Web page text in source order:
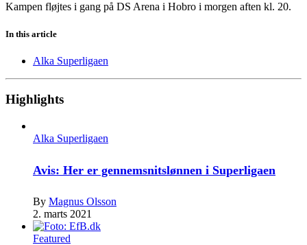
Kampen fløjtes i gang på DS Arena i Hobro i morgen aften kl. 20.
In this article
Alka Superligaen
Highlights
Alka Superligaen
Avis: Her er gennemsnitslønnen i Superligaen
By Magnus Olsson
2. marts 2021
Featured